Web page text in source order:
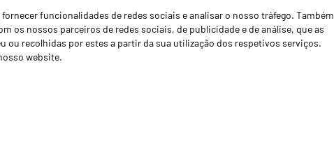
funcionalidades de redes sociais e analisar o nosso tráfego. Também
os nossos parceiros de redes sociais, de publicidade e de análise, que as
ou recolhidas por estes a partir da sua utilização dos respetivos serviços.
website.
Notícias
Concessionários